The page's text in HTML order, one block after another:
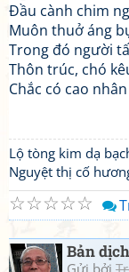
Đầu cành chim
Muôn thuở áng
Trong đó người
Thôn trúc, chó
Chắc có cao
Lộ tòng kim dạ
Nguyệt thị cố
☆
☆
☆
☆
☆
Bản
Gửi bởi